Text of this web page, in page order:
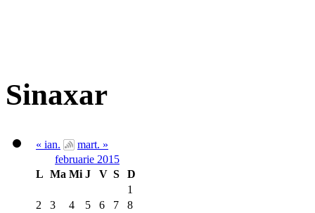
Sinaxar
« ian.
mart. »
februarie 2015
L Ma Mi J V S
D
1
2
3 4 5 6 7
8